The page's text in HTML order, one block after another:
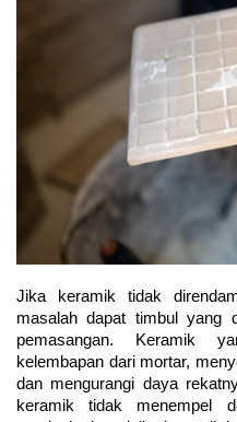
Jika keramik tidak
masalah dapat timbul yang
pemasangan. Keramik
kelembapan dari mortar,
dan mengurangi daya
keramik tidak menempel